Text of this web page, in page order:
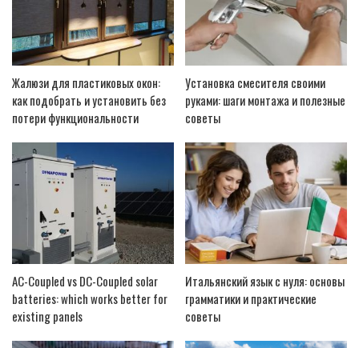
Жалюзи для пластиковых окон:
как подобрать и установить без
потери функциональности
Установка смесителя своими
руками: шаги монтажа и полезные
советы
AC-Coupled vs DC-Coupled solar
batteries: which works better for
existing panels
Итальянский язык с нуля: основы
грамматики и практические
советы